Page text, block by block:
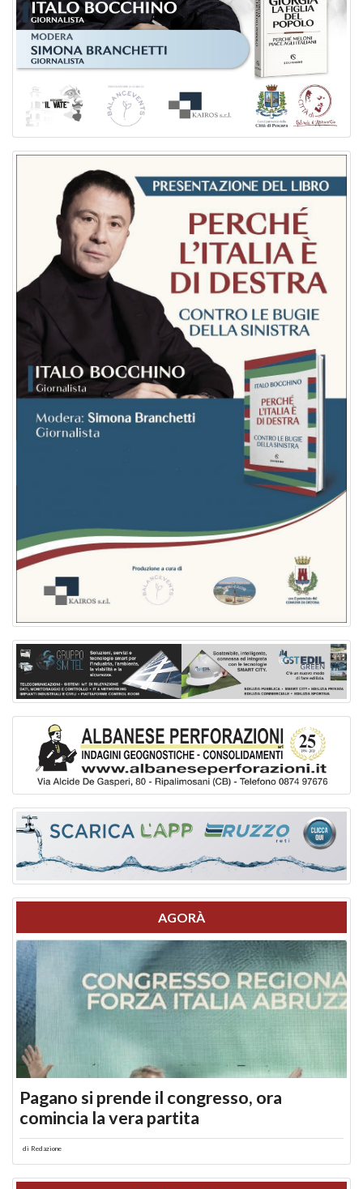
AGORÀ
Pagano si prende il congresso, ora
comincia la vera partita
di Redazione